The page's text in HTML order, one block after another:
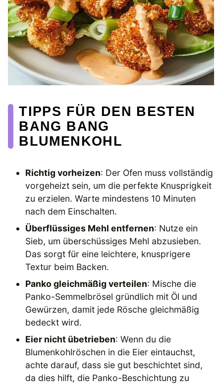
TIPPS FÜR DEN BESTEN
BANG BANG
BLUMENKOHL
Richtig vorheizen: Der Ofen muss vollständig
vorgeheizt sein, um die perfekte Knusprigkeit
zu erzielen. Warte mindestens 10 Minuten
nach dem Einschalten.
Überflüssiges Mehl entfernen: Nutze ein
Sieb, um überschüssiges Mehl abzusieben.
Das sorgt für eine leichtere, knusprigere
Textur beim Backen.
Panko gleichmäßig verteilen: Mische die
Panko-Semmelbrösel gründlich mit Öl und
Gewürzen, damit jede Rösche gleichmäßig
bedeckt wird.
Eier nicht übetrieben: Wenn du die
Blumenkohlröschen in die Eier eintauchst,
achte darauf, dass sie gut beschichtet sind,
da dies hilft, die Panko-Beschichtung zu